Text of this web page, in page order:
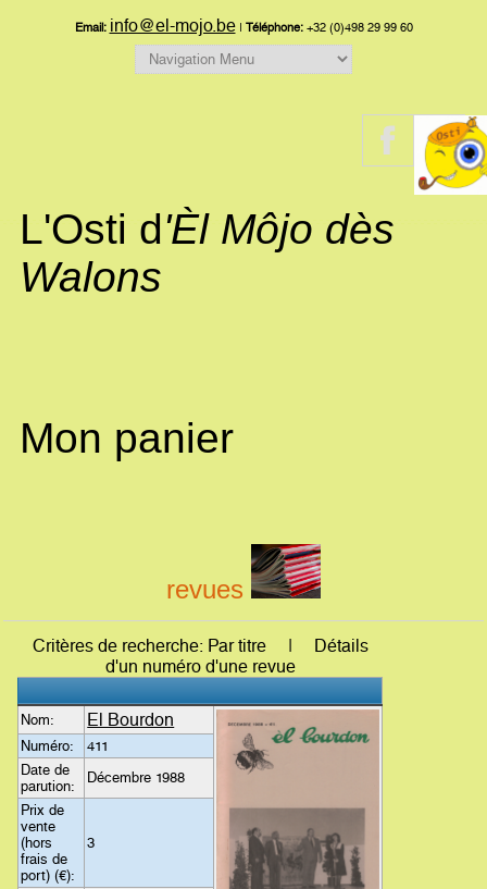
Email: info@el-mojo.be| Téléphone:+32 (0)498 29 99 60
L'Osti d'Èl Môjo dès
Walons
Mon panier
revues
Critères de recherche: Par titre | Détails
d'un numéro d'une revue
Nom: El Bourdon
Numéro:
411
Date de
parution:
Décembre 1988
Prix de
vente
(hors
frais de
port) (€):
3